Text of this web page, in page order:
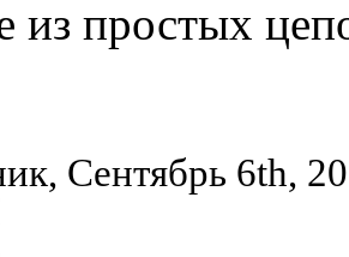
из простых
Сентябрь 6th,